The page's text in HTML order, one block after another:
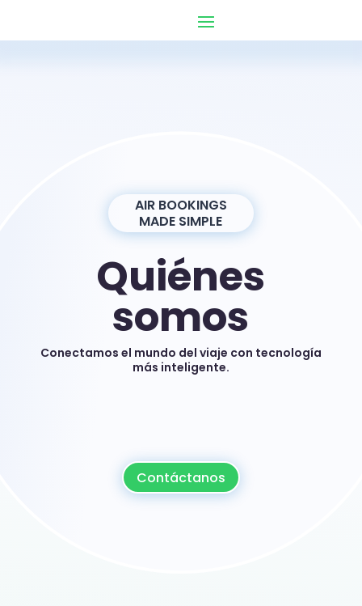
AIR BOOKINGS
MADE SIMPLE
Quiénes
somos
Conectamos el mundo del viaje con tecnología
más inteligente.
Contáctanos